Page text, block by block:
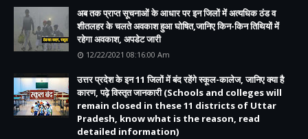
अब तक प्राप्त सूचनाओं के आधार पर इन जिलों में अत्यधिक ठंड व
शीतलहर के चलते अवकाश हुआ घोषित,जानिए किन-किन तिथियों में
रहेगा अवकाश, अपडेट जारी
12/22/2021 08:16:00 Am
उत्तर प्रदेश के इन 11 जिलों में बंद रहेंगे स्कूल-कालेज, जानिए क्या है
कारण, पढ़े विस्तृत जानकारी (Schools and colleges will
remain closed in these 11 districts of Uttar
Pradesh, know what is the reason, read
detailed information)